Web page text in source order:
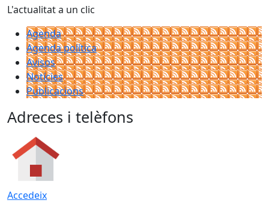
L'actualitat a un clic
Agenda
Agenda política
Avisos
Notícies
Publicacions
Adreces i telèfons
Accedeix